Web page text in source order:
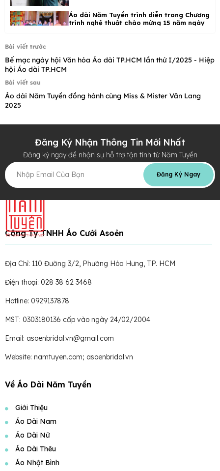
Áo dài Năm Tuyền trình diễn trong Chương
trình nghệ thuật chào mừng 15 năm ngày
BST Áo dài ”Chuyện Phố” của Nghệ nhân
Bài viết trước
Bế mạc ngày hội Văn hóa Áo dài TP.HCM lần thứ I/2025 - Hiệp
hội Áo dài TP.HCM
Bài viết sau
Áo dài Năm Tuyền đồng hành cùng Miss & Mister Văn Lang
2025
Đăng Ký Nhận Thông Tin Mới Nhất
Đăng ký ngay để nhận sự hỗ trợ tận tình từ Năm Tuyền
Đăng Ký Ngay
Công Ty TNHH Áo Cưới Asoẻn
Địa Chỉ: 110 Đường 3/2, Phường Hòa Hưng, TP. HCM
Điện thoại: 028 38 62 3468
Hotline: 0929137878
MST: 0303180136 cấp vào ngày 24/02/2004
Email: asoenbridal.vn@gmail.com
Website: namtuyen.com; asoenbridal.vn
Về Áo Dài Năm Tuyền
Giới Thiệu
Áo Dài Nam
Áo Dài Nữ
Áo Dài Thêu
Áo Nhật Bình